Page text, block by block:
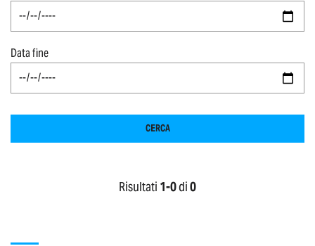
Data fine
CERCA
Risultati 1-0di0